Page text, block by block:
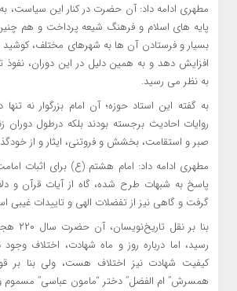
مطهری ادامه داد: آن حضرت در کنار این سیاست،
پایه های اسلام و فرهنگ شیعه پرداخت و هم
بسیار و فرستادن آن ها به شهرهای مختلف،
افزایش دهد و به همین دلیل در این دوران،
به نظر می رسید.
به گفته این استاد حوزه؛ آن امام بزرگوار نه
روایات احادیث برجسته بودند بلکه درطول
صبر و استقامت، بخشش و فروتنی، ایثار و از
مطهری ادامه داد: امام هشتم (ع) برای اثبات
پاسخ به شبهات طرح شده، گاه از آیات قرآن و
گرفت و گاهی نیز از تفضلات الهی و تاییدات غیبی
بنا بر
رسید، اما درباره روز و ماه شهادت، اختلاف وجود
کیفیت شهادت نیز اختلاف هست، ولی بنا بر
همسرش” ام الفضل” دختر “مامون عباسی” مسموم